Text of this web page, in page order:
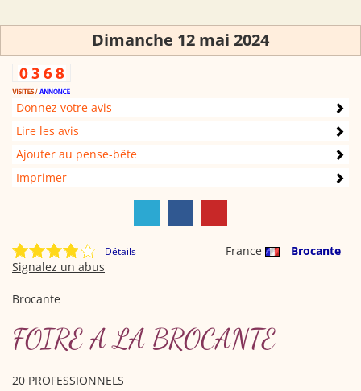
Dimanche 12 mai 2024
Donnez votre avis
Lire les avis
Ajouter au pense-bête
Imprimer
Détails France
Brocante
Signalez un abus
Brocante
FOIRE A LA BROCANTE
20 PROFESSIONNELS